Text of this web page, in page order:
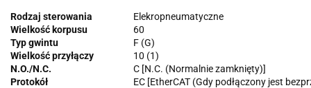
Rodzaj sterowania
Elekropneumatyczne
Wielkość korpusu
60
Typ gwintu
F (G)
Wielkość przyłączy
10 (1)
N.O./N.C.
C [N.C. (Normalnie zamknięty)]
Protokół
EC [EtherCAT (Gdy podłączony jest